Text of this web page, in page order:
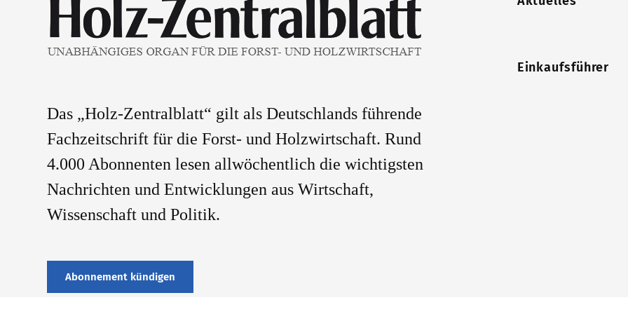
Das „Holz-Zentralblatt“ gilt als Deutschlands führende
Fachzeitschrift für die Forst- und Holzwirtschaft. Rund
4.000 Abonnenten lesen allwöchentlich die wichtigsten
Nachrichten und Entwicklungen aus Wirtschaft,
Wissenschaft und Politik.
Abonnement kündigen
Einkaufsführer